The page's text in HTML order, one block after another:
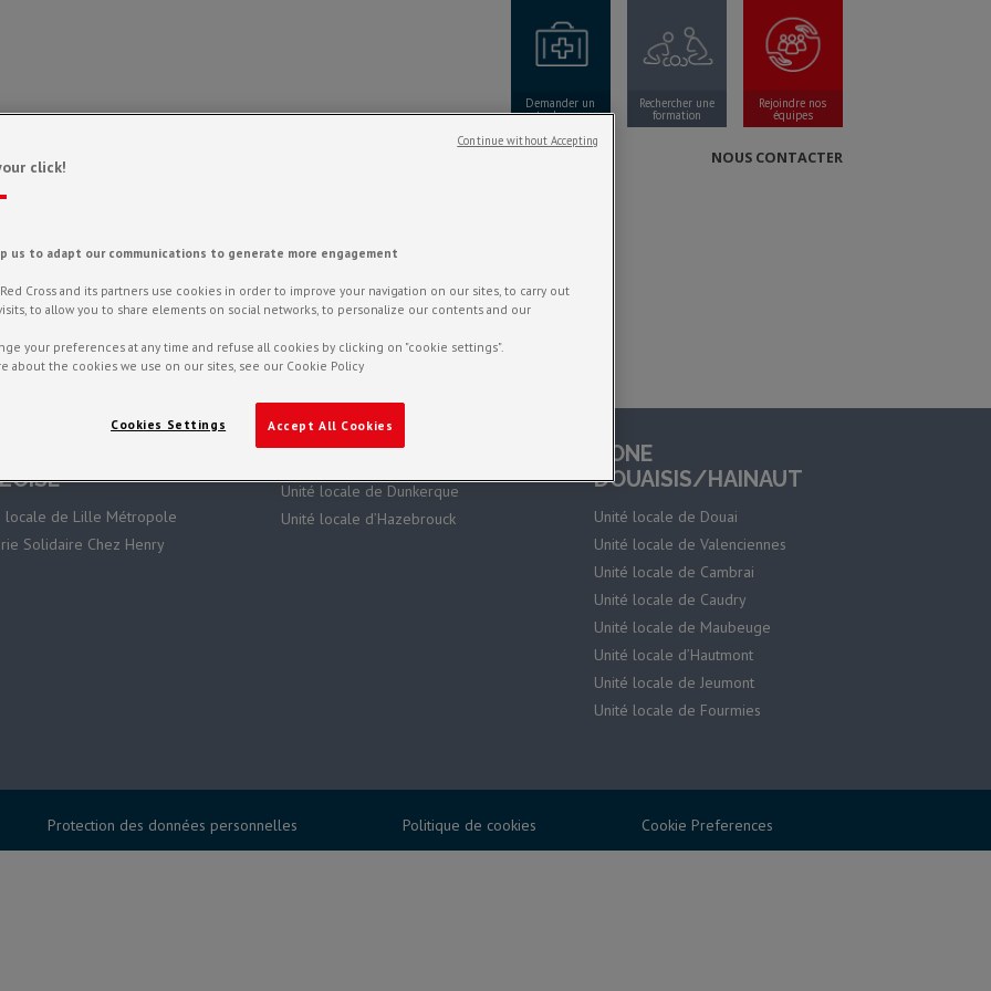
Demander un
poste de secours
Rechercher une
formation
Rejoindre nos
équipes
NOUS CONTACTER
d'affiner votre recherche ou utilisez le panneau de navigation
locale de Lille Métropole
Solidaire Chez Henry
ZONE FLANDRES
Unité locale de Dunkerque
Unité locale d’Hazebrouck
ZONE
DOUAISIS/HAINAUT
Unité locale de Douai
Unité locale de Valenciennes
Unité locale de Cambrai
Unité locale de Caudry
Unité locale de Maubeuge
Unité locale d’Hautmont
Unité locale de Jeumont
Unité locale de Fourmies
Protection des données personnelles Politique de cookies Cookie Preferences
click!
us to adapt our communications to generate more engagement
Cross and its partners use cookies in order to improve your navigation on our sites, to carry out
to allow you to share elements on social networks, to personalize our contents and our
your preferences at any time and refuse all cookies by clicking on "cookie settings".
about the cookies we use on our sites, see our Cookie Policy
Accept All Cookies
Cookies Settings
Continue without Accepting